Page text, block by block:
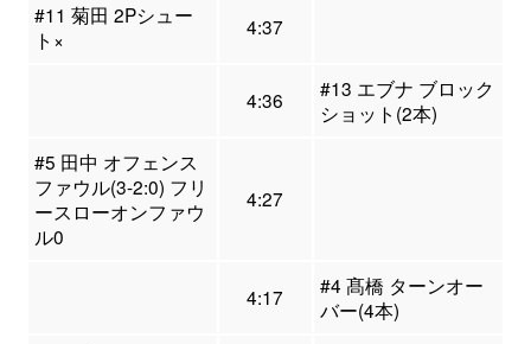
#11 菊田 2Pシュー
ト×
4:37
4:36
#13 エブナ ブロック
ショット(2本)
#5 田中 オフェンス
ファウル(3-2:0) フリ
ースローオンファウ
ル0
4:27
4:17
#4 髙橋 ターンオー
バー(4本)